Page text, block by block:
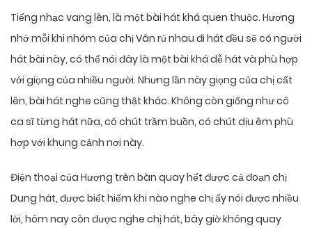
Tiếng nhạc vang lên, là một bài hát khá quen thuộc. Hương
nhớ mỗi khi nhóm của chị Vân rủ nhau đi hát đều sẽ có người
hát bài này, có thể nói đây là một bài khá dễ hát và phù hợp
với giọng của nhiều người. Nhưng lần này giọng của chị cất
lên, bài hát nghe cũng thật khác. Không còn giống như cô
ca sĩ từng hát nữa, có chút trầm buồn, có chút dịu êm phù
hợp với khung cảnh nơi này.
Điện thoại của Hương trên bàn quay hết được cả đoạn chị
Dung hát, được biết hiếm khi nào nghe chị ấy nói được nhiều
lời, hôm nay còn được nghe chị hát, bây giờ không quay